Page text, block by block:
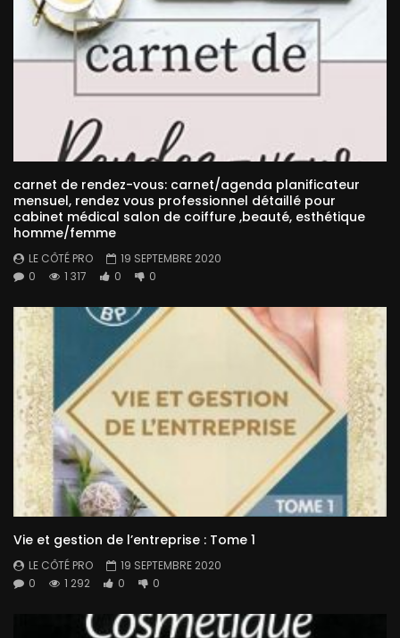
carnet de rendez-vous: carnet/agenda planificateur
mensuel, rendez vous professionnel détaillé pour
cabinet médical salon de coiffure ,beauté, esthétique
homme/femme
LE CÔTÉ PRO
19 SEPTEMBRE 2020
0
1 317 0 0
Vie et gestion de l’entreprise : Tome 1
LE CÔTÉ PRO
19 SEPTEMBRE 2020
0
1 292 0 0